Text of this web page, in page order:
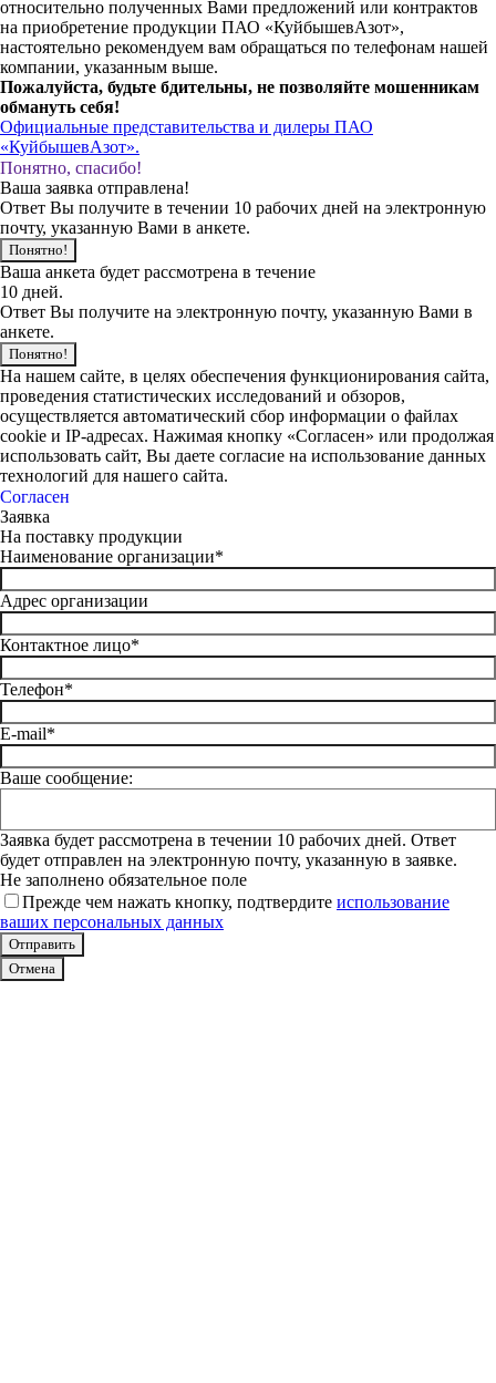
относительно полученных Вами предложений или контрактов
на приобретение продукции ПАО «КуйбышевАзот»,
настоятельно рекомендуем вам обращаться по телефонам нашей
компании, указанным выше.
Пожалуйста, будьте бдительны, не позволяйте мошенникам
обмануть себя!
Официальные представительства и дилеры ПАО
«КуйбышевАзот».
Понятно, спасибо!
Ваша заявка отправлена!
Ответ Вы получите в течении 10 рабочих дней на электронную
почту, указанную Вами в анкете.
Понятно!
Ваша анкета будет рассмотрена в течение
10 дней.
Ответ Вы получите на электронную почту, указанную Вами в
анкете.
Понятно!
На нашем сайте, в целях обеспечения функционирования сайта,
проведения статистических исследований и обзоров,
осуществляется автоматический сбор информации о файлах
cookie и IP-адресах. Нажимая кнопку «Согласен» или продолжая
использовать сайт, Вы даете согласие на использование данных
технологий для нашего сайта.
Согласен
Заявка
На поставку продукции
Наименование организации*
Адрес организации
Контактное лицо*
Телефон*
E-mail*
Ваше сообщение:
Заявка будет рассмотрена в течении 10 рабочих дней. Ответ
будет отправлен на электронную почту, указанную в заявке.
Не заполнено обязательное поле
Прежде чем нажать кнопку, подтвердите использование
ваших персональных данных
Отмена